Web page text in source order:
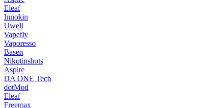
Eleaf
Innokin
Uwell
Vapefly
Vaporesso
Basen
Nikotinshots
Aspire
DA ONE Tech
dotMod
Eleaf
Freemax